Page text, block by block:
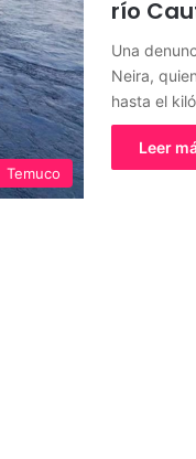
Temuco
río
Una
Neira,
hasta el
Leer